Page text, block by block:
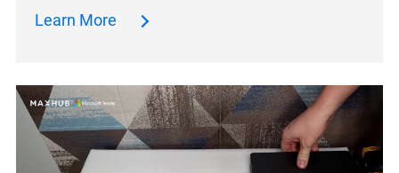
Learn More